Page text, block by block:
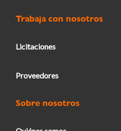
Trabaja con nosotros
Licitaciones
Proveedores
Sobre nosotros